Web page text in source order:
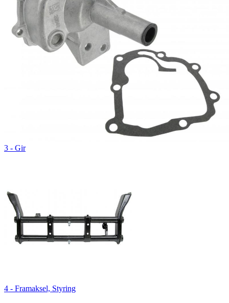
3 - Gir
4 - Framaksel, Styring